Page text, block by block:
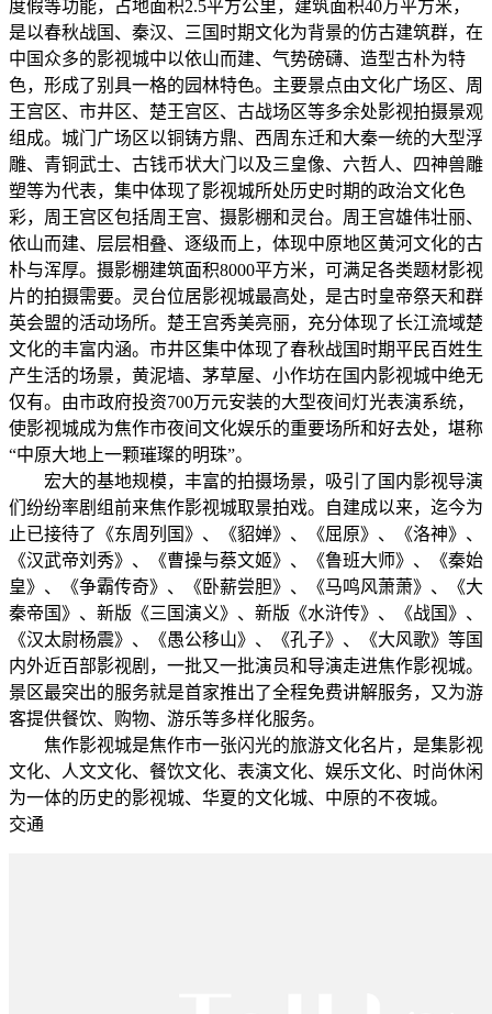
度假等功能，占地面积2.5平方公里，建筑面积40万平方米，
是以春秋战国、秦汉、三国时期文化为背景的仿古建筑群，在
中国众多的影视城中以依山而建、气势磅礴、造型古朴为特
色，形成了别具一格的园林特色。主要景点由文化广场区、周
王宫区、市井区、楚王宫区、古战场区等多余处影视拍摄景观
组成。城门广场区以铜铸方鼎、西周东迁和大秦一统的大型浮
雕、青铜武士、古钱币状大门以及三皇像、六哲人、四神兽雕
塑等为代表，集中体现了影视城所处历史时期的政治文化色
彩，周王宫区包括周王宫、摄影棚和灵台。周王宫雄伟壮丽、
依山而建、层层相叠、逐级而上，体现中原地区黄河文化的古
朴与浑厚。摄影棚建筑面积8000平方米，可满足各类题材影视
片的拍摄需要。灵台位居影视城最高处，是古时皇帝祭天和群
英会盟的活动场所。楚王宫秀美亮丽，充分体现了长江流域楚
文化的丰富内涵。市井区集中体现了春秋战国时期平民百姓生
产生活的场景，黄泥墙、茅草屋、小作坊在国内影视城中绝无
仅有。由市政府投资700万元安装的大型夜间灯光表演系统，
使影视城成为焦作市夜间文化娱乐的重要场所和好去处，堪称
“中原大地上一颗璀璨的明珠”。
宏大的基地规模，丰富的拍摄场景，吸引了国内影视导演
们纷纷率剧组前来焦作影视城取景拍戏。自建成以来，迄今为
止已接待了《东周列国》、《貂婵》、《屈原》、《洛神》、
《汉武帝刘秀》、《曹操与蔡文姬》、《鲁班大师》、《秦始
皇》、《争霸传奇》、《卧薪尝胆》、《马鸣风萧萧》、《大
秦帝国》、新版《三国演义》、新版《水浒传》、《战国》、
《汉太尉杨震》、《愚公移山》、《孔子》、《大风歌》等国
内外近百部影视剧，一批又一批演员和导演走进焦作影视城。
景区最突出的服务就是首家推出了全程免费讲解服务，又为游
客提供餐饮、购物、游乐等多样化服务。
焦作影视城是焦作市一张闪光的旅游文化名片，是集影视
文化、人文文化、餐饮文化、表演文化、娱乐文化、时尚休闲
为一体的历史的影视城、华夏的文化城、中原的不夜城。
交通